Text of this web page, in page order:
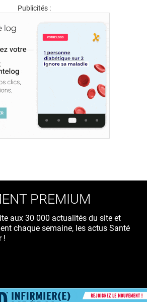
Publicités :
PREMIUM
aux 30 000 actualités du site et
chaque semaine, les actus Santé
!